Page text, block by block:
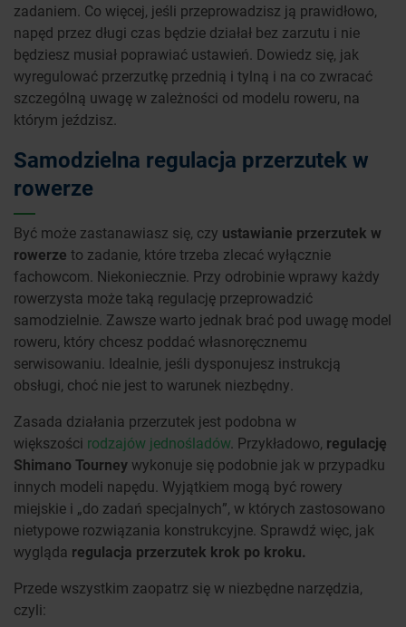
zadaniem. Co więcej, jeśli przeprowadzisz ją prawidłowo,
napęd przez długi czas będzie działał bez zarzutu i nie
będziesz musiał poprawiać ustawień. Dowiedz się, jak
wyregulować przerzutkę przednią i tylną i na co zwracać
szczególną uwagę w zależności od modelu roweru, na
którym jeździsz.
Samodzielna regulacja przerzutek w
rowerze
Być może zastanawiasz się, czy ustawianie przerzutek w
rowerze to zadanie, które trzeba zlecać wyłącznie
fachowcom. Niekoniecznie. Przy odrobinie wprawy każdy
rowerzysta może taką regulację przeprowadzić
samodzielnie. Zawsze warto jednak brać pod uwagę model
roweru, który chcesz poddać własnoręcznemu
serwisowaniu. Idealnie, jeśli dysponujesz instrukcją
obsługi, choć nie jest to warunek niezbędny.
Zasada działania przerzutek jest podobna w
większości rodzajów jednośladów. Przykładowo, regulację
Shimano Tourneywykonuje się podobnie jak w przypadku
innych modeli napędu. Wyjątkiem mogą być rowery
miejskie i „do zadań specjalnych”, w których zastosowano
nietypowe rozwiązania konstrukcyjne. Sprawdź więc, jak
wygląda regulacja przerzutek krok po kroku.
Przede wszystkim zaopatrz się w niezbędne narzędzia,
czyli: